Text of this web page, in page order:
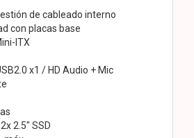
de cableado interno
con placas base
ITX
x1 / HD Audio + Mic
2.5" SSD